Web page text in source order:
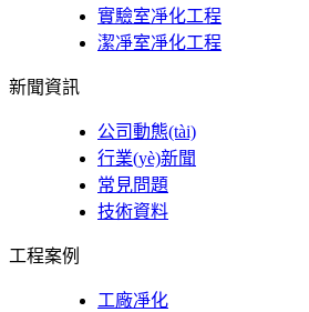
實驗室凈化工程
潔凈室凈化工程
新聞資訊
公司動態(tài)
行業(yè)新聞
常見問題
技術資料
工程案例
工廠凈化